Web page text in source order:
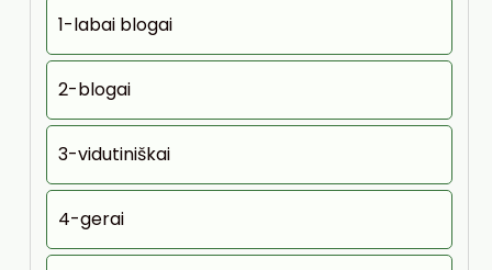
1-labai blogai
2-blogai
3-vidutiniškai
4-gerai